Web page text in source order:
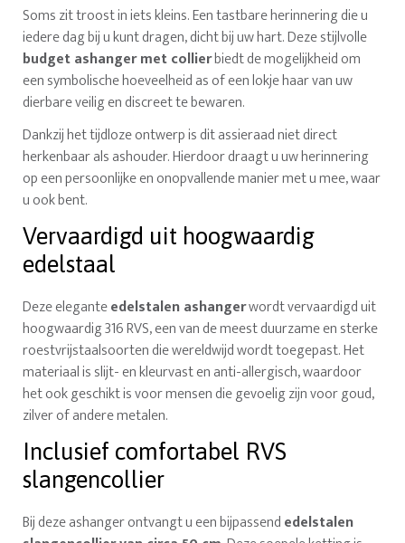
Soms zit troost in iets kleins. Een tastbare herinnering die u
iedere dag bij u kunt dragen, dicht bij uw hart. Deze stijlvolle
budget ashanger met collierbiedt de mogelijkheid om
een symbolische hoeveelheid as of een lokje haar van uw
dierbare veilig en discreet te bewaren.
Dankzij het tijdloze ontwerp is dit assieraad niet direct
herkenbaar als ashouder. Hierdoor draagt u uw herinnering
op een persoonlijke en onopvallende manier met u mee, waar
u ook bent.
Vervaardigd uit hoogwaardig
edelstaal
Deze eleganteedelstalen ashangerwordt vervaardigd uit
hoogwaardig 316 RVS, een van de meest duurzame en sterke
roestvrijstaalsoorten die wereldwijd wordt toegepast. Het
materiaal is slijt- en kleurvast en anti-allergisch, waardoor
het ook geschikt is voor mensen die gevoelig zijn voor goud,
zilver of andere metalen.
Inclusief comfortabel RVS
slangencollier
Bij deze ashanger ontvangt u een bijpassendedelstalen